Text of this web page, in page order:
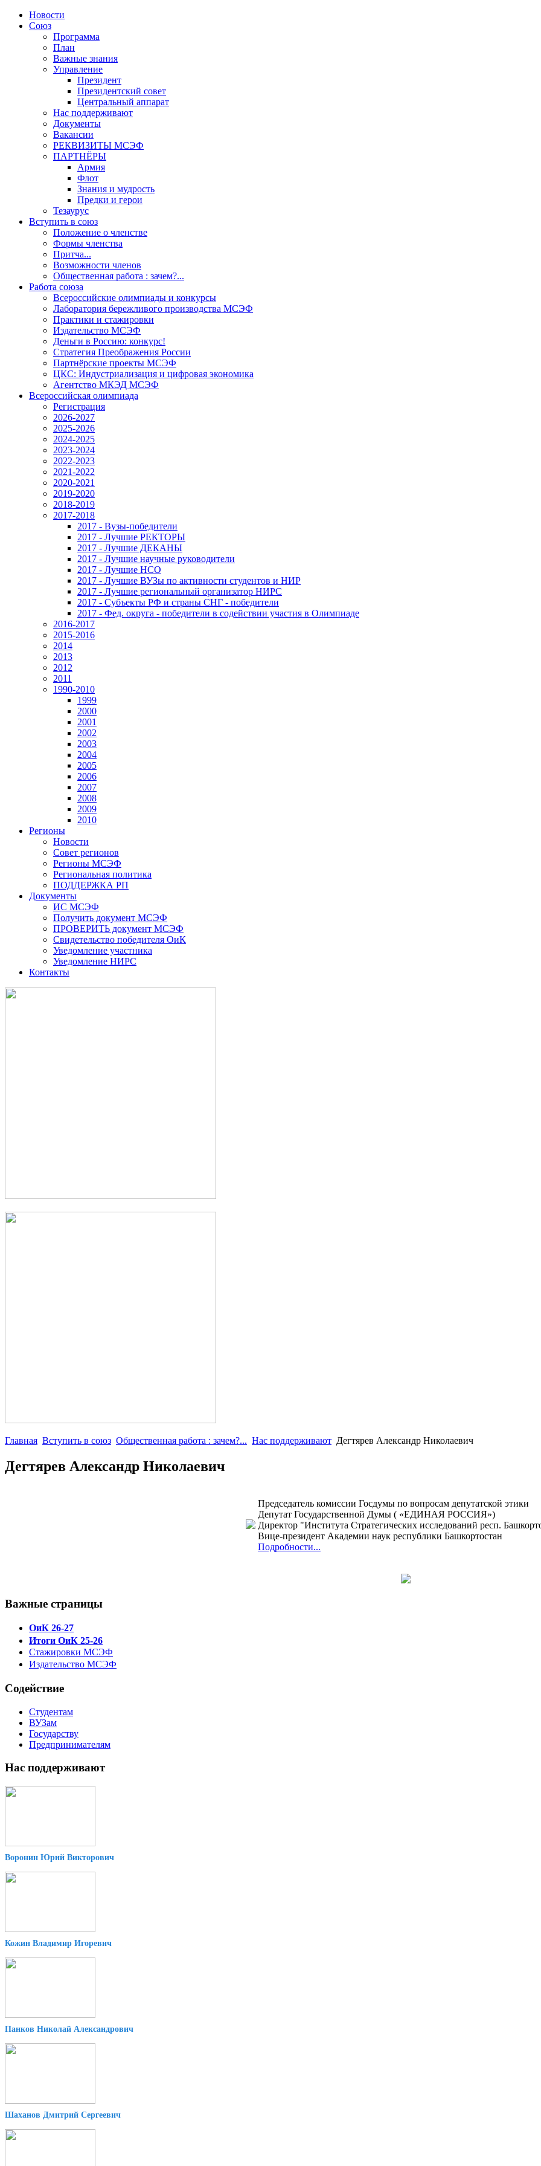
Новости
Союз
Программа
План
Важные знания
Управление
Президент
Президентский совет
Центральный аппарат
Нас поддерживают
Документы
Вакансии
РЕКВИЗИТЫ МСЭФ
ПАРТНЁРЫ
Армия
Флот
Знания и мудрость
Предки и герои
Тезаурус
Вступить в союз
Положение о членстве
Формы членства
Притча...
Возможности членов
Общественная работа : зачем?...
Работа союза
Всероссийские олимпиады и конкурсы
Лаборатория бережливого производства МСЭФ
Практики и стажировки
Издательство МСЭФ
Деньги в Россию: конкурс!
Стратегия Преображения России
Партнёрские проекты МСЭФ
ЦКС: Индустриализация и цифровая экономика
Агентство МКЭД МСЭФ
Всероссийская олимпиада
Регистрация
2026-2027
2025-2026
2024-2025
2023-2024
2022-2023
2021-2022
2020-2021
2019-2020
2018-2019
2017-2018
2017 - Вузы-победители
2017 - Лучшие РЕКТОРЫ
2017 - Лучшие ДЕКАНЫ
2017 - Лучшие научные руководители
2017 - Лучшие НСО
2017 - Лучшие ВУЗы по активности студентов и НИР
2017 - Лучшие региональный организатор НИРС
2017 - Субъекты РФ и страны СНГ - победители
2017 - Фед. округа - победители в содействии участия в Олимпиаде
2016-2017
2015-2016
2014
2013
2012
2011
1990-2010
1999
2000
2001
2002
2003
2004
2005
2006
2007
2008
2009
2010
Регионы
Новости
Совет регионов
Регионы МСЭФ
Региональная политика
ПОДДЕРЖКА РП
Документы
ИС МСЭФ
Получить документ МСЭФ
ПРОВЕРИТЬ документ МСЭФ
Свидетельство победителя ОиК
Уведомление участника
Уведомление НИРС
Контакты
Главная Вступить в союз Общественная работа : зачем?... Нас поддерживают Дегтярев Александр Николаевич
Дегтярев Александр Николаевич
Председатель комиссии Госдумы по вопросам депутатской этики
Депутат Государственной Думы ( «ЕДИНАЯ РОССИЯ»)
Директор "Института Стратегических исследований респ.
Вице-президент Академии наук республики Башкортостан
Подробности...
Важные страницы
ОиК 26-27
Итоги ОиК 25-26
Стажировки МСЭФ
Издательство МСЭФ
Содействие
Студентам
ВУЗам
Государству
Предпринимателям
Нас поддерживают
Воронин Юрий Викторович
Кожин Владимир Игоревич
Панков Николай Александрович
Шаханов Дмитрий Сергеевич